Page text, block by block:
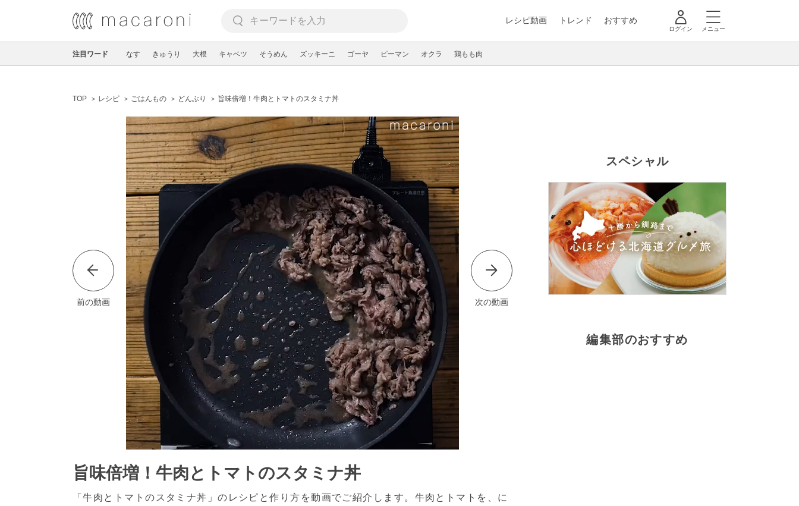
レシピ動画 トレンド おすすめ
ログイン メニュー
注目ワード なす きゅうり 大根 キャベツ そうめん ズッキーニ ゴーヤ ピーマン オクラ 鶏もも肉
TOP レシピ ごはんもの どんぶり 旨味倍増！牛肉とトマトのスタミナ丼
前の動画 次の動画
旨味倍増！牛肉とトマトのスタミナ丼
「牛肉とトマトのスタミナ丼」のレシピと作り方を動画でご紹介します。牛肉とトマトを、に
スペシャル
編集部のおすすめ